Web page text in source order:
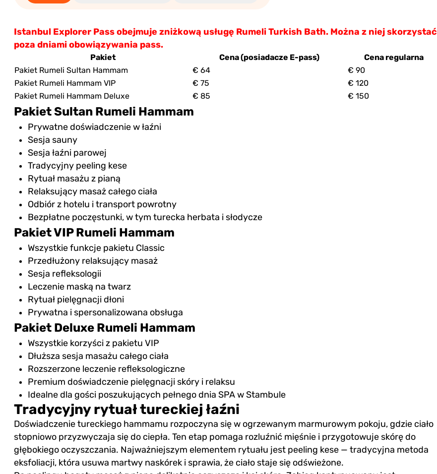
Istanbul Explorer Pass obejmuje zniżkową usługę Rumeli Turkish Bath. Można z niej skorzystać
poza dniami obowiązywania pass.
Pakiet Cena (posiadacze E-pass) Cena regularna
Pakiet Rumeli Sultan Hammam € 64
€ 90
Pakiet Rumeli Hammam VIP
€ 75
€ 120
Pakiet Rumeli Hammam Deluxe
€ 85 € 150
Pakiet Sultan Rumeli Hammam
Prywatne doświadczenie w łaźni
Sesja sauny
Sesja łaźni parowej
Tradycyjny peeling kese
Rytuał masażu z pianą
Relaksujący masaż całego ciała
Odbiór z hotelu i transport powrotny
Bezpłatne poczęstunki, w tym turecka herbata i słodycze
Pakiet VIP Rumeli Hammam
Wszystkie funkcje pakietu Classic
Przedłużony relaksujący masaż
Sesja refleksologii
Leczenie maską na twarz
Rytuał pielęgnacji dłoni
Prywatna i spersonalizowana obsługa
Pakiet Deluxe Rumeli Hammam
Wszystkie korzyści z pakietu VIP
Dłuższa sesja masażu całego ciała
Rozszerzone leczenie refleksologiczne
Premium doświadczenie pielęgnacji skóry i relaksu
Idealne dla gości poszukujących pełnego dnia SPA w Stambule
Tradycyjny rytuał tureckiej łaźni
Doświadczenie tureckiego hammamu rozpoczyna się w ogrzewanym marmurowym pokoju, gdzie ciało
stopniowo przyzwyczaja się do ciepła. Ten etap pomaga rozluźnić mięśnie i przygotowuje skórę do
głębokiego oczyszczania. Najważniejszym elementem rytuału jest peeling kese — tradycyjna metoda
eksfoliacji, która usuwa martwy naskórek i sprawia, że ciało staje się odświeżone.